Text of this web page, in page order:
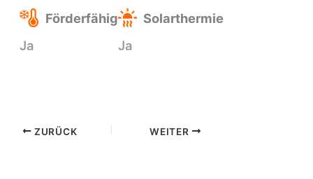
Förderfähig
Ja
Solarthermie
Ja
ZURÜCK WEITER